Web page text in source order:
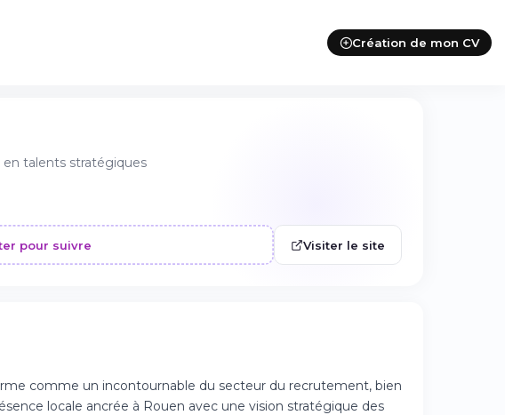
Création de mon CV
talents stratégiques
pour suivre Visiter le site
comme un incontournable du secteur du recrutement, bien
locale ancrée à Rouen avec une vision stratégique des